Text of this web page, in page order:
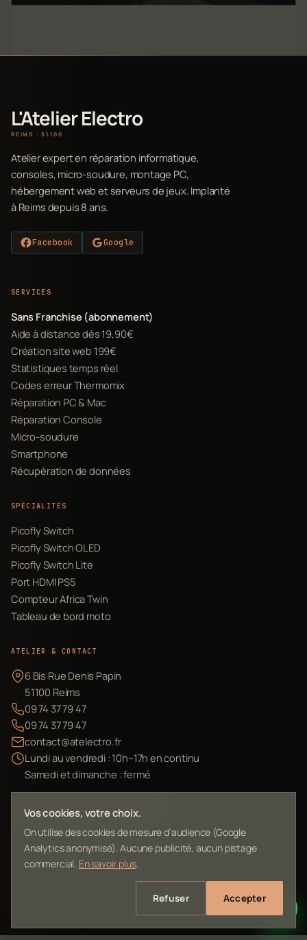
L'Atelier Electro
REIMS · 51100
Atelier expert en réparation informatique,
consoles, micro-soudure, montage PC,
hébergement web et serveurs de jeux. Implanté
à Reims depuis 8 ans.
Facebook Google
SERVICES
Sans Franchise (abonnement)
Aide à distance dès 19,90€
Création site web 199€
Statistiques temps réel
Codes erreur Thermomix
Réparation PC & Mac
Réparation Console
Micro-soudure
Smartphone
Récupération de données
SPÉCIALITÉS
Picofly Switch
Picofly Switch OLED
Picofly Switch Lite
Port HDMI PS5
Compteur Africa Twin
Tableau de bord moto
ATELIER & CONTACT
6 Bis Rue Denis Papin
51100 Reims
09 74 37 79 47
09 74 37 79 47
contact@atelectro.fr
Lundi au vendredi : 10h–17h en continu
Samedi et dimanche : fermé
Envoyer mon matériel
L'Atelier Electro Reims — SIRET 10261022700013
Vos cookies, votre choix.
On utilise des cookies de mesure d'audience (Google
Analytics anonymisé). Aucune publicité, aucun pistage
commercial. En savoir plus.
Refuser Accepter